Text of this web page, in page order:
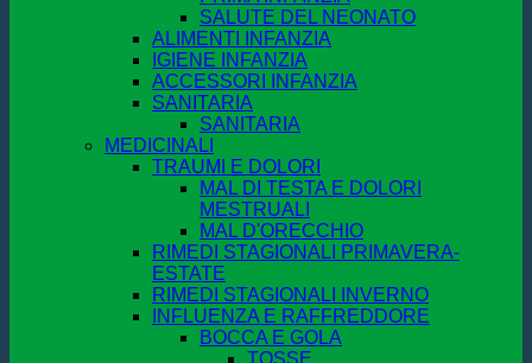
SALUTE DEL NEONATO
ALIMENTI INFANZIA
IGIENE INFANZIA
ACCESSORI INFANZIA
SANITARIA
SANITARIA
MEDICINALI
TRAUMI E DOLORI
MAL DI TESTA E DOLORI
MESTRUALI
MAL D'ORECCHIO
RIMEDI STAGIONALI PRIMAVERA-
ESTATE
RIMEDI STAGIONALI INVERNO
INFLUENZA E RAFFREDDORE
BOCCA E GOLA
TOSSE